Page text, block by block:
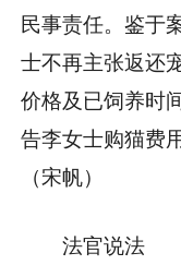
民事责任。鉴于
士不再主张返还
价格及已饲养时
告李女士购猫费
（宋帆）
法官说法